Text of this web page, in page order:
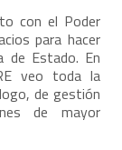
con el Poder
para hacer
de Estado. En
veo toda la
de gestión
de mayor